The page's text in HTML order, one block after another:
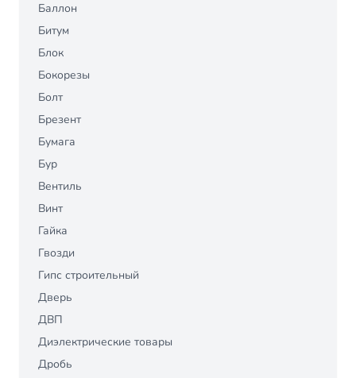
Баллон
Битум
Блок
Бокорезы
Болт
Брезент
Бумага
Бур
Вентиль
Винт
Гайка
Гвозди
Гипс строительный
Дверь
ДВП
Диэлектрические товары
Дробь